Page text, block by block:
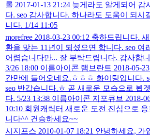
롤 2017-01-13 21:24 늦게라도 알게되어 감
다. seo 감사합니다. 하나라도 도움이 되시
니다. 1/14 11:05
morefree 2018-03-23 00:12 축하드립니다.
환을 맞는 11년이 되셨으면 합니다. seo 여
어렵습니다만... 잘 부탁드립니다. 감사합
3/26 18:00 이름아이콘 램브란트 2018-05-
간만에 들어오네요.ㅎㅎㅎ 화이팅입니다.
seo 반갑습니다.ㅎ 곧 새로운 모습으로 뵙
다. 5/23 13:38 이름아이콘 지포큐브 2018-
10:10 회원캐릭터 새로운 도전 진심으로 응
니다^^ 건승하세요~~
시지프스 2010-01-07 18:21 안녕하세요, 가